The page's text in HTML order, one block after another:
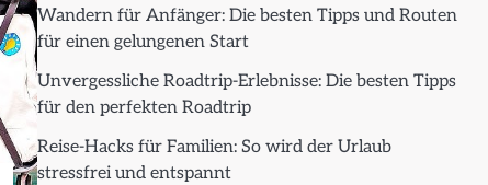
Wandern für Anfänger: Die besten Tipps und Routen
für einen gelungenen Start
Unvergessliche Roadtrip-Erlebnisse: Die besten Tipps
für den perfekten Roadtrip
Reise-Hacks für Familien: So wird der Urlaub
stressfrei und entspannt